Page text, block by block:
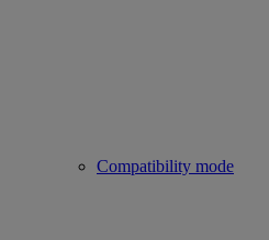
Compatibility mode